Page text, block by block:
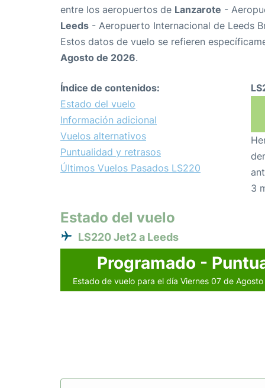
entre los aeropuertos de Lanzarote -
Leeds - Aeropuerto Internacional de Leeds
Estos datos de vuelo se refieren
Agosto de 2026.
Índice de contenidos:
Estado del vuelo
Información adicional
Vuelos alternativos
Puntualidad y retrasos
Últimos Vuelos Pasados LS220
3
Estado del vuelo
LS220 Jet2 a Leeds
Programado -
Estado de vuelo para el día Viernes 07 de